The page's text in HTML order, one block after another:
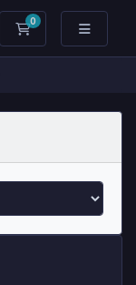
0
עגלת קניות